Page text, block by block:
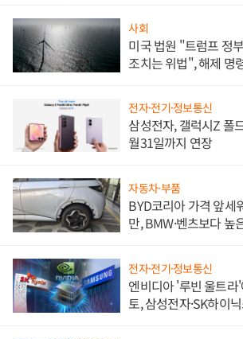
사회
미국 법원 "트럼프 정
조치는 위법", 해제 명
전자·전기·정보통신
삼성전자, 갤럭시Z 폴
월31일까지 연장
자동차·부품
BYD코리아 가격 앞세
만, BMW·벤츠보다 높
전자·전기·정보통신
엔비디아 '루빈 울트
토, 삼성전자·SK하이